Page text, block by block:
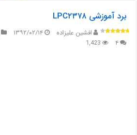
برد آموزشی LPC۲۳۷۸
افشین علیزاده ۱۳۹۲/۰۲/۱۴
۴
1,423